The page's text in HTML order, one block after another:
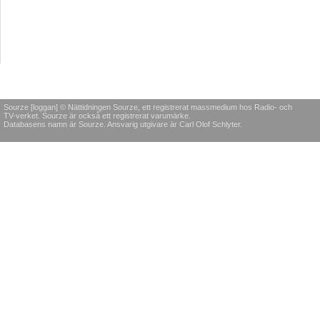
Sourze [loggan] © Nättidningen Sourze, ett registrerat massmedium hos Radio- och
TV-verket. Sourze är också ett registrerat varumärke.
Databasens namn är Sourze. Ansvarig utgivare är Carl Olof Schlyter.